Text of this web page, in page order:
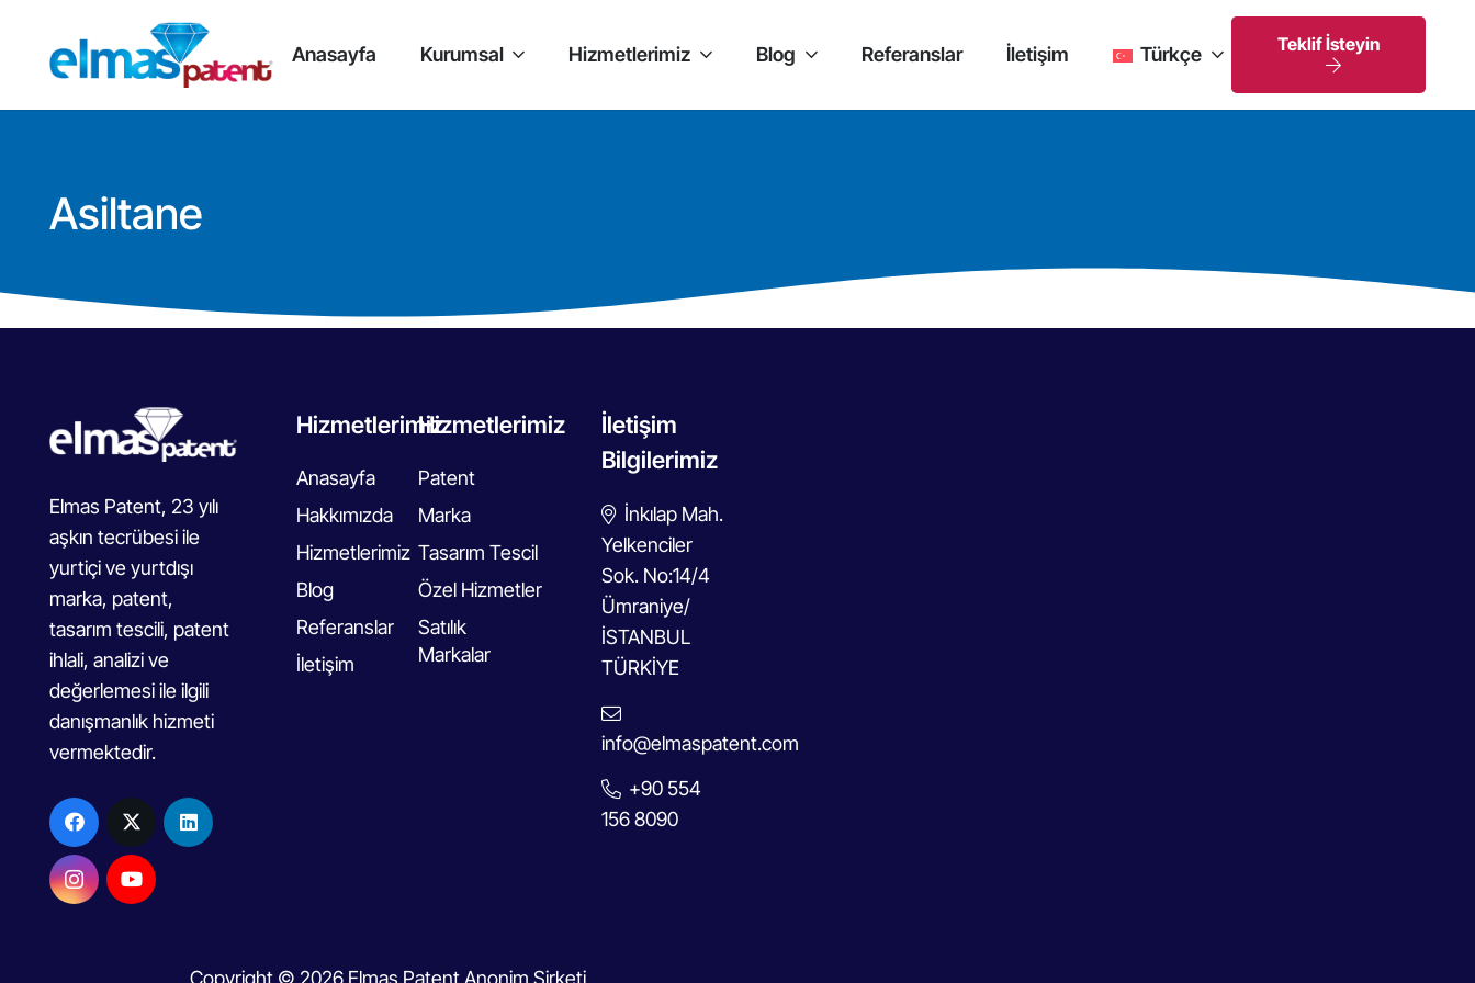
Anasayfa Kurumsal Hizmetlerimiz Blog Referanslar İletişim Türkçe Teklif İsteyin
Asiltane
Elmas Patent, 23 yılı
aşkın tecrübesi ile
yurtiçi ve yurtdışı
marka, patent,
tasarım tescili, patent
ihlali, analizi ve
değerlemesi ile ilgili
danışmanlık hizmeti
vermektedir.
Hizmetlerimiz
Anasayfa
Hakkımızda
Hizmetlerimiz
Blog
Referanslar
İletişim
Hizmetlerimiz
Patent
Marka
Tasarım Tescil
Özel Hizmetler
Satılık
Markalar
İletişim
Bilgilerimiz
İnkılap Mah.
Yelkenciler
Sok. No:14/4
Ümraniye/
İSTANBUL
TÜRKİYE
info@elmaspatent.com
+90 554
156 8090
Copyright © 2026 Elmas Patent Anonim Şirketi